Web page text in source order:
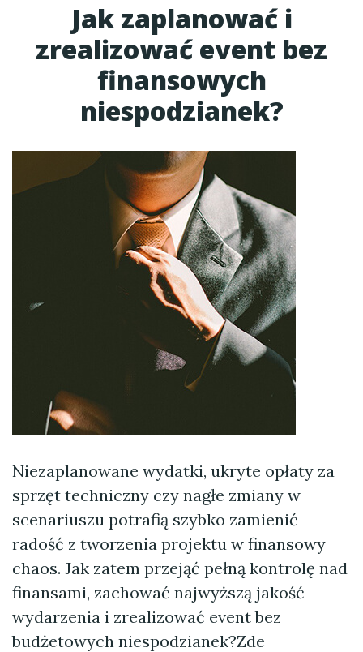
Jak zaplanować i
zrealizować event bez
finansowych
niespodzianek?
Niezaplanowane wydatki, ukryte opłaty za
sprzęt techniczny czy nagłe zmiany w
scenariuszu potrafią szybko zamienić
radość z tworzenia projektu w finansowy
chaos. Jak zatem przejąć pełną kontrolę nad
finansami, zachować najwyższą jakość
wydarzenia i zrealizować event bez
budżetowych niespodzianek?Zde